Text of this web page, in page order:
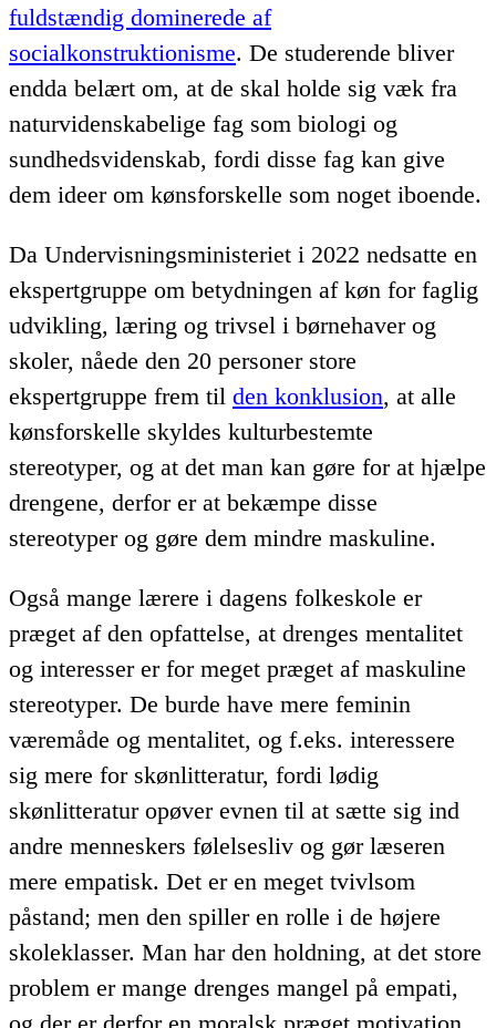
fuldstændig dominerede af
socialkonstruktionisme. De studerende bliver
endda belært om, at de skal holde sig væk fra
naturvidenskabelige fag som biologi og
sundhedsvidenskab, fordi disse fag kan give
dem ideer om kønsforskelle som noget iboende.
Da Undervisningsministeriet i 2022 nedsatte en
ekspertgruppe om betydningen af køn for faglig
udvikling, læring og trivsel i børnehaver og
skoler, nåede den 20 personer store
ekspertgruppe frem til den konklusion, at alle
kønsforskelle skyldes kulturbestemte
stereotyper, og at det man kan gøre for at hjælpe
drengene, derfor er at bekæmpe disse
stereotyper og gøre dem mindre maskuline.
Også mange lærere i dagens folkeskole er
præget af den opfattelse, at drenges mentalitet
og interesser er for meget præget af maskuline
stereotyper. De burde have mere feminin
væremåde og mentalitet, og f.eks. interessere
sig mere for skønlitteratur, fordi lødig
skønlitteratur opøver evnen til at sætte sig ind
andre menneskers følelsesliv og gør læseren
mere empatisk. Det er en meget tvivlsom
påstand; men den spiller en rolle i de højere
skoleklasser. Man har den holdning, at det store
problem er mange drenges mangel på empati,